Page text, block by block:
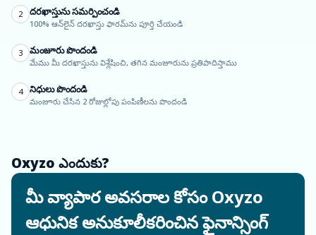
2 దరఖాస్తును సమర్పించండి
100% ఆన్‌లైన్ దరఖాస్తు ఫారమ్‌ను పూర్తి చేయండి
3 మంజూరు పొందండి
మేము మీ దరఖాస్తును విశ్లేషించి, తగిన మంజూరును ప్రతిపాదిస్తాము
4 నిధులు పొందండి
మంజూరు చేసిన 2 రోజుల్లోపు పంపిణీలను పొందండి
Oxyzo ఎందుకు?
మీ వ్యాపార అవసరాల కోసం Oxyzo
ఆధునిక అనుకూలీకరించిన ఫైనాన్సింగ్